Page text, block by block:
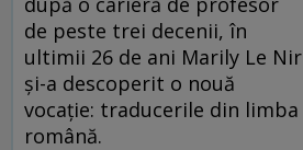
de peste trei decenii, în
ultimii 26 de ani Marily Le Nir
şi-a descoperit o nouă
vocaţie: traducerile din limba
română.